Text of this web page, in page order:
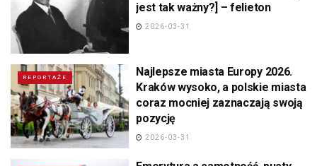
jest tak ważny?] – felieton
2026-03-31
REPORTAŻE
Najlepsze miasta Europy 2026.
Kraków wysoko, a polskie miasta
coraz mocniej zaznaczają swoją
pozycję
2026-03-31